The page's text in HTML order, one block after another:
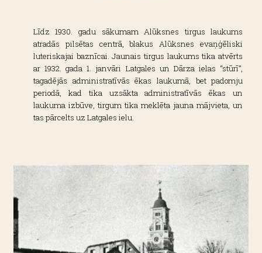
Līdz 1930. gadu sākumam Alūksnes tirgus laukums
atradās pilsētas centrā, blakus Alūksnes evaņģēliski
luteriskajai baznīcai. Jaunais tirgus laukums tika atvērts
ar 1932. gada 1. janvāri Latgales un Dārza ielas “stūrī”,
tagadējās administratīvās ēkas laukumā, bet padomju
periodā, kad tika uzsākta administratīvās ēkas un
laukuma izbūve, tirgum tika meklēta jauna mājvieta, un
tas pārcelts uz Latgales ielu.